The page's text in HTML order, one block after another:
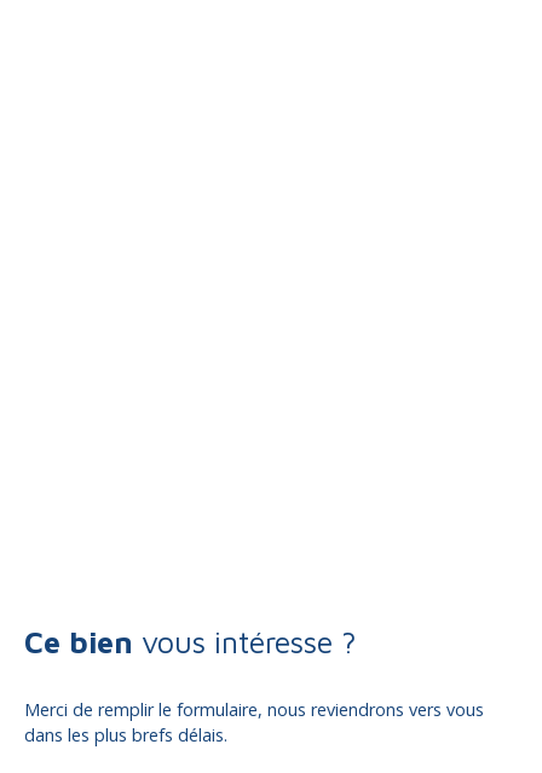
Ce bien vous intéresse ?
Merci de remplir le formulaire, nous reviendrons vers vous
dans les plus brefs délais.